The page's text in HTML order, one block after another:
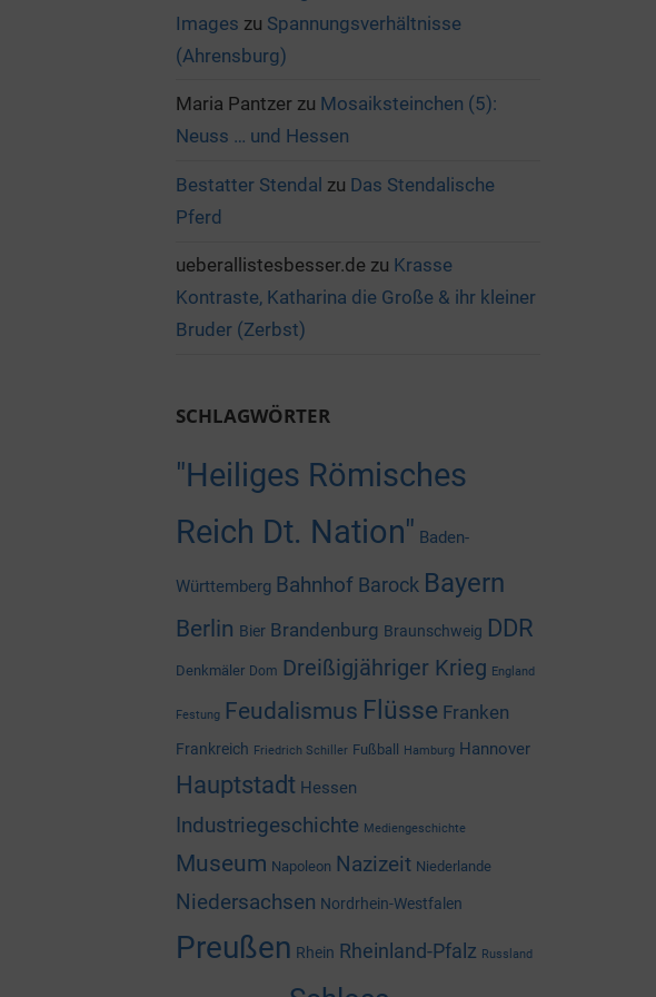
Images zu Spannungsverhältnisse
(Ahrensburg)
Maria Pantzerzu Mosaiksteinchen (5):
Neuss … und Hessen
Bestatter Stendal zu Das Stendalische
Pferd
ueberallistesbesser.de zu Krasse
Kontraste, Katharina die Große & ihr kleiner
Bruder (Zerbst)
SCHLAGWÖRTER
"Heiliges Römisches
Reich Dt. Nation" Baden-
Württemberg Bahnhof Barock Bayern
Berlin Bier Brandenburg Braunschweig DDR
Denkmäler Dom Dreißigjähriger Krieg England
Festung Feudalismus Flüsse Franken
Frankreich Friedrich Schiller Fußball Hamburg Hannover
Hauptstadt Hessen
Industriegeschichte Mediengeschichte
Museum Napoleon Nazizeit Niederlande
Niedersachsen Nordrhein-Westfalen
Preußen Rhein Rheinland-Pfalz Russland